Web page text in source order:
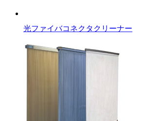
光ファイバコネクタクリーナー